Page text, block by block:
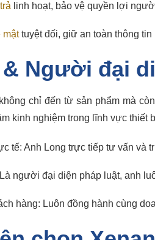
linh hoạt, bảo vệ quyền lợi
mậttuyệt đối, giữ an toàn thông tin
Người đại
chỉ đến từ sản phẩm mà
kinh nghiệm trong lĩnh vực thiết
tế: Anh Long trực tiếp tư vấn và
người đại diện pháp luật, anh
hàng: Luôn đồng hành cùng